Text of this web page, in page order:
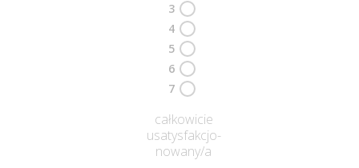
3
4
5
6
7
całkowicie
usatysfakcjo-
nowany/a